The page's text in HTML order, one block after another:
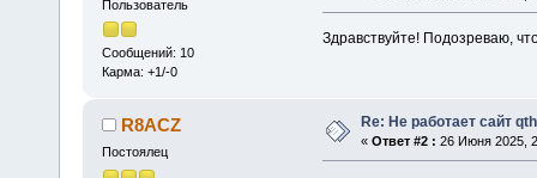
Пользователь
Сообщений: 10
Карма: +1/-0
Здравствуйте! Подозреваю,
R8ACZ
Постоялец
Re: Не работает сайт
« Ответ #2 : 26 Июня 2025,